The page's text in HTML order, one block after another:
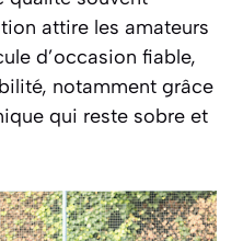
attire les amateurs
d’occasion fiable,
notamment grâce
qui reste sobre et